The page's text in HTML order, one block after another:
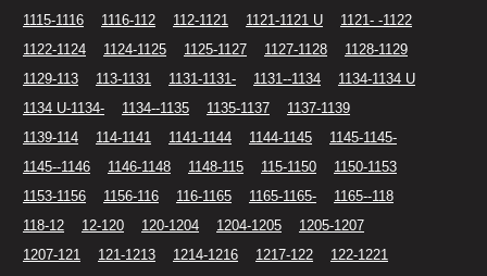
1115-1116
1116-112 112-1121 1121-1121 U
1121- -1122
1122-1124
1124-1125 1125-1127 1127-1128
1128-1129
1129-113
113-1131 1131-1131- 1131--1134
1134-1134 U
1134 U-1134-
1134--1135 1135-1137
1137-1139
1139-114
114-1141 1141-1144 1144-1145
1145-1145-
1145--1146
1146-1148 1148-115 115-1150
1150-1153
1153-1156
1156-116 116-1165 1165-1165-
1165--118
118-12
12-120 120-1204 1204-1205
1205-1207
1207-121
121-1213 1214-1216 1217-122
122-1221